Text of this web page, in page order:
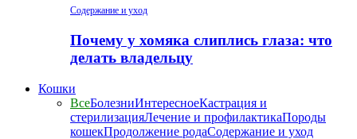
Содержание и уход
Почему у хомяка слиплись глаза: что
делать владельцу
Кошки
ВсеБолезниИнтересноеКастрация и
стерилизацияЛечение и профилактикаПороды
кошекПродолжение родаСодержание и уход